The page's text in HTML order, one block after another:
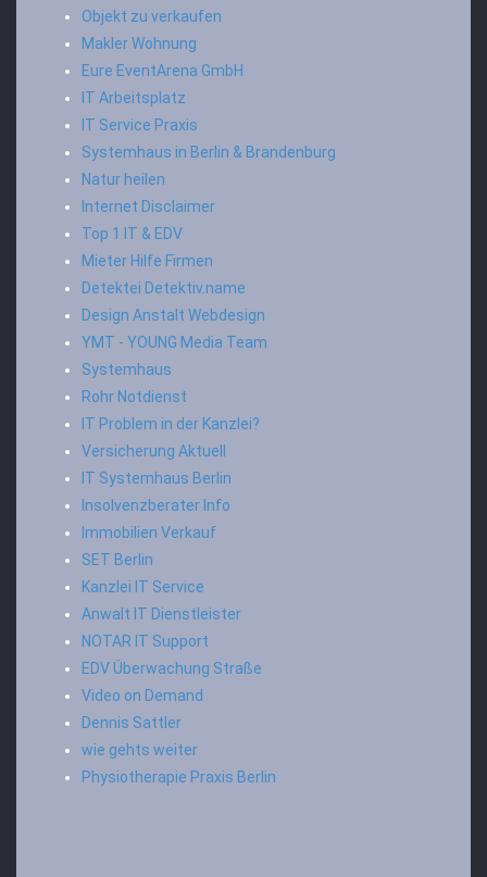
Objekt zu verkaufen
Makler Wohnung
Eure EventArena GmbH
IT Arbeitsplatz
IT Service Praxis
Systemhaus in Berlin & Brandenburg
Natur heilen
Internet Disclaimer
Top 1 IT & EDV
Mieter Hilfe Firmen
Detektei Detektiv.name
Design Anstalt Webdesign
YMT - YOUNG Media Team
Systemhaus
Rohr Notdienst
IT Problem in der Kanzlei?
Versicherung Aktuell
IT Systemhaus Berlin
Insolvenzberater Info
Immobilien Verkauf
SET Berlin
Kanzlei IT Service
Anwalt IT Dienstleister
NOTAR IT Support
EDV Überwachung Straße
Video on Demand
Dennis Sattler
wie gehts weiter
Physiotherapie Praxis Berlin